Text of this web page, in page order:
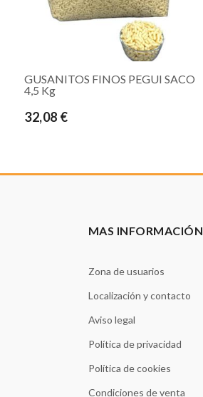
GUSANITOS FINOS PEGUI SACO
4,5 Kg
32,08 €
MAS INFORMACIÓN
Zona de usuarios
Localización y contacto
Aviso legal
Política de privacidad
Política de cookies
Condiciones de venta